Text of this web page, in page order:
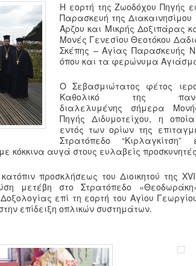
Η εορτή της Ζωοδόχου Πηγής
Παρασκευή της Διακαινησίμου
Άρζου και Μικρής Δοξιπάρας
Μονές Γενεσίου Θεοτόκου
Σκέπης – Αγίας Παρασκευής
όπου και τα φερώνυμα
Ο Σεβασμιώτατος φέτος
Καθολικό της
διαλελυμένης σήμερα
Πηγής Διδυμοτείχου, η
εντός των ορίων της
Στρατόπεδο
κόκκινα αυγά στους ευλαβείς
προσκλήσεως του Διοικητού της
μετέβη στο Στρατόπεδο
επί τη εορτή του Αγίου
επίδειξη οπλικών συστημάτων.